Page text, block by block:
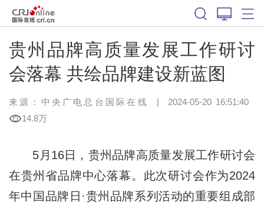
贵州品牌高质量发展工作研讨
会落幕 共绘品牌建设新蓝图
来源：中央广电总台国际在线 | 2024-05-20 16:51:40
14.8万
5月16日，贵州品牌高质量发展工作研讨会
在贵州省品牌中心落幕。此次研讨会作为2024
年中国品牌日·贵州品牌系列活动的重要组成部